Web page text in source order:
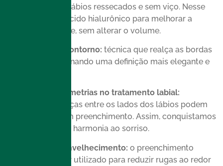
quem sofre com lábios ressecados e sem viço. Nesse
caso, injetamos ácido hialurônico para melhorar a
hidratação da pele, sem alterar o volume.
Redefinição do contorno: técnica que realça as bordas
labiais, proporcionando uma definição mais elegante e
Correção de assimetrias no tratamento labial:
pequenas diferenças entre os lados dos lábios podem
ser ajustadas com preenchimento. Assim, conquistamos
maior equilíbrio e harmonia ao sorriso.
Suavização do envelhecimento: o preenchimento
também pode ser utilizado para reduzir rugas ao redor